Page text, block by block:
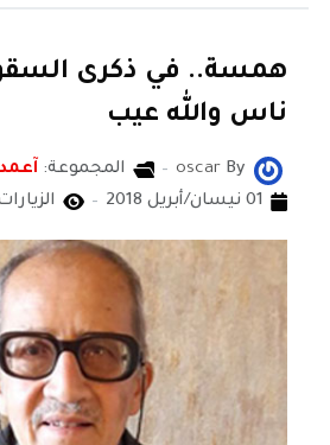
همسة.. في ذكرى
ناس والله عيب
By
oscar المجموعة:
01 نيسان/أبريل 2018
الزيارات: